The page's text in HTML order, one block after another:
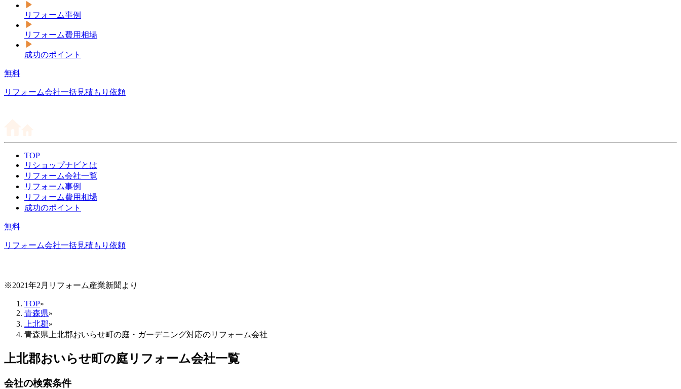
リフォーム事例
リフォーム費用相場
成功のポイント
無料
リフォーム会社一括見積もり依頼
TOP
リショップナビとは
リフォーム会社一覧
リフォーム事例
リフォーム費用相場
成功のポイント
無料
リフォーム会社一括見積もり依頼
※2021年2月リフォーム産業新聞より
TOP»
青森県»
上北郡»
青森県上北郡おいらせ町の庭・ガーデニング対応のリフォーム会社
上北郡おいらせ町の庭リフォーム会社一覧
会社の検索条件